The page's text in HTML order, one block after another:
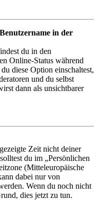
in der
du in den
Online-Status während
diese Option einschaltest,
und du selbst
dann als unsichtbarer
Zeit nicht deiner
du im „Persönlichen
(Mitteleuropäische
dabei nur von
Wenn du noch nicht
dies jetzt zu tun.